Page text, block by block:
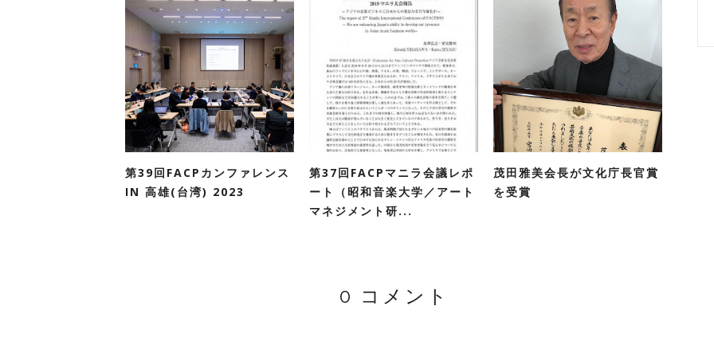
第39回FACPカンファレンス
IN 高雄(台湾) 2023
第37回FACPマニラ会議レポ
ート（昭和音楽大学／アート
マネジメント研...
茂田雅美会長が文化庁長官賞
を受賞
0 コメント